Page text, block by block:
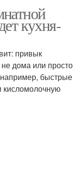
кухня-
привык
не дома или просто
например, быстрые
кисломолочную